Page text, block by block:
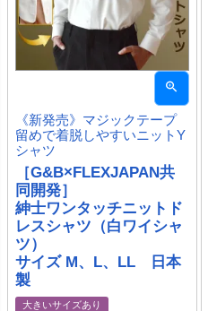
《新発売》マジックテープ
留めで着脱しやすいニットY
シャツ
［G&B×FLEXJAPAN共
同開発］
紳士ワンタッチニットド
レスシャツ（白ワイシャ
ツ）
サイズ M、L、LL 日本
製
大きいサイズあり